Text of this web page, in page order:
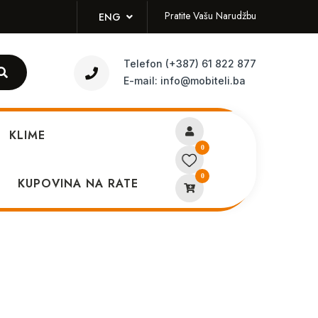
ENG Pratite Vašu Narudžbu
Telefon (+387) 61 822 877
E-mail: info@mobiteli.ba
KLIME
KUPOVINA NA RATE
0
0
case žuta*